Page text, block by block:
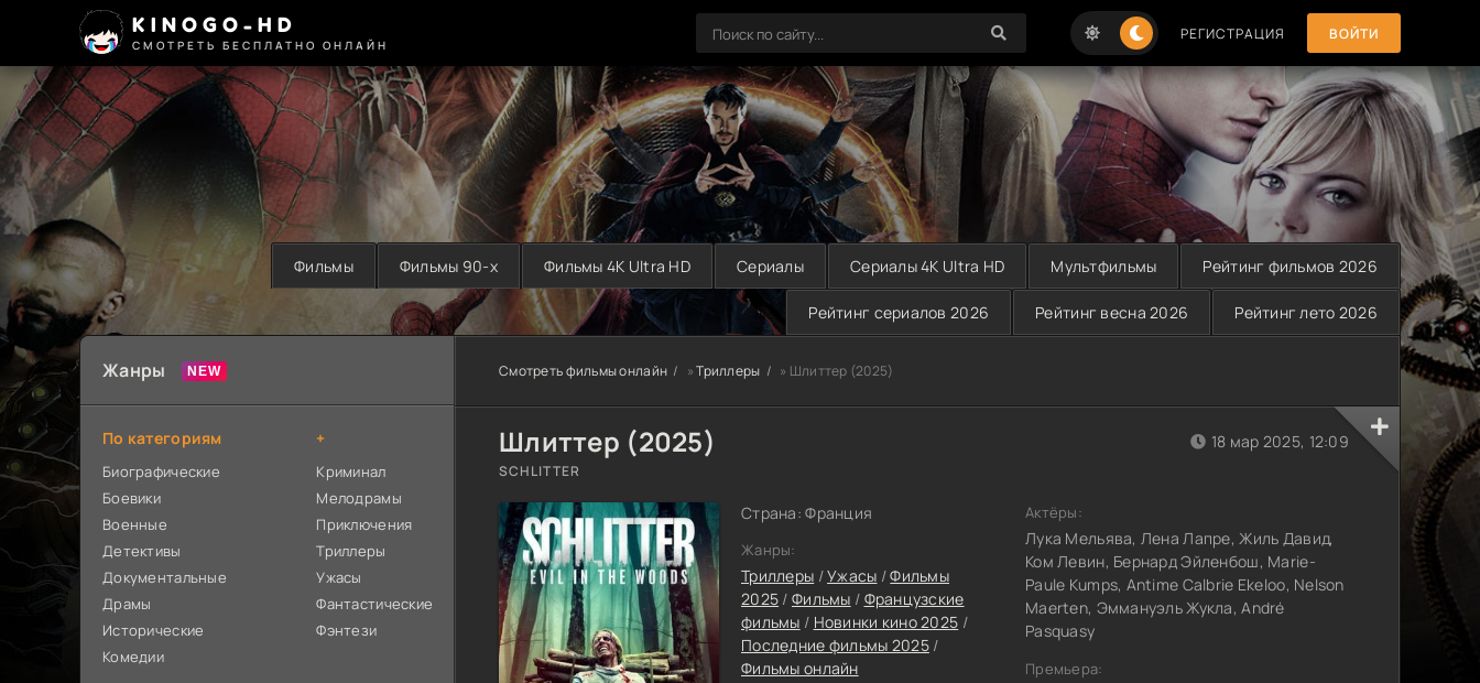
KINOGO-HD
СМОТРЕТЬ БЕСПЛАТНО ОНЛАЙН
РЕГИСТРАЦИЯ ВОЙТИ
Фильмы Фильмы 90-х Фильмы 4K Ultra HD Сериалы Сериалы 4K Ultra HD Мультфильмы Рейтинг фильмов 2026
Рейтинг сериалов 2026 Рейтинг весна 2026 Рейтинг лето 2026
Смотреть фильмы онлайн »Триллеры » Шлиттер (2025)
Шлиттер (2025)
SCHLITTER
Страна: Франция
Жанры:
Триллеры /Ужасы /Фильмы
2025 / Фильмы / Французские
фильмы / Новинки кино 2025 /
Последние фильмы 2025/
Фильмы онлайн
18 мар 2025, 12:09
Актёры:
Лука Мельява, Лена Лапре, Жиль Давид,
Ком Левин, Бернард Эйленбош, Marie-
Paule Kumps, Antime Calbrie Ekeloo, Nelson
Maerten, Эммануэль Жукла, André
Pasquasy
Премьера:
Жанры
По категориям
Биографические
Боевики
Военные
Детективы
Документальные
Драмы
Исторические
Комедии
+
Криминал
Мелодрамы
Приключения
Триллеры
Ужасы
Фантастические
Фэнтези